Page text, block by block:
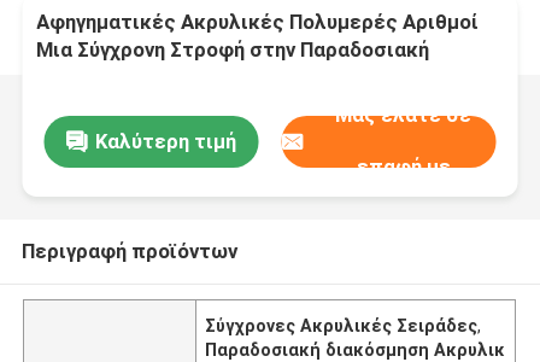
Αφηγηματικές Ακρυλικές Πολυμερές Αριθμοί
Μια Σύγχρονη Στροφή στην Παραδοσιακή
Καλύτερη τιμή
Μας ελάτε σε
επαφή με
Περιγραφή προϊόντων
Σύγχρονες Ακρυλικές Σειράδες,
Παραδοσιακή διακόσμηση Ακρυλικ